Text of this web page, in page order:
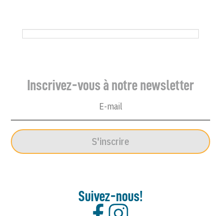
du
Inscrivez-vous à notre newsletter
S'inscrire
Suivez-nous!